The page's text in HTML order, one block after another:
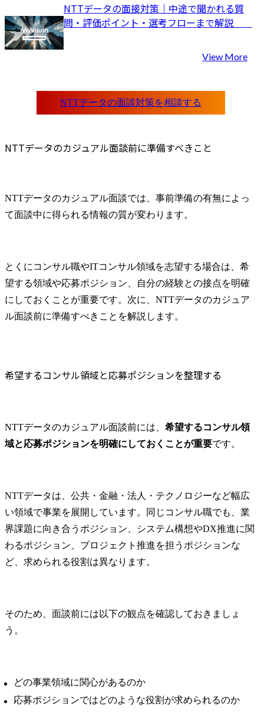
NTTデータの面接対策｜中途で聞かれる質
View More
NTTデータのカジュアル面談前に準備すべきこと
NTTデータのカジュアル面談では、事前準備の有無によっ
て面談中に得られる情報の質が変わります。
とくにコンサル職やITコンサル領域を志望する場合は、希
望する領域や応募ポジション、自分の経験との接点を明確
にしておくことが重要です。次に、NTTデータのカジュア
ル面談前に準備すべきことを解説します。
希望するコンサル領域と応募ポジションを整理する
NTTデータのカジュアル面談前には、 希望するコンサル領
域と応募ポジションを明確にしておくことが重要です。
NTTデータは、公共・金融・法人・テクノロジーなど幅広
い領域で事業を展開しています。同じコンサル職でも、業
界課題に向き合うポジション、システム構想やDX推進に関
わるポジション、プロジェクト推進を担うポジションな
ど、求められる役割は異なります。
そのため、面談前には以下の観点を確認しておきましょ
う。
どの事業領域に関心があるのか
応募ポジションではどのような役割が求められるのか